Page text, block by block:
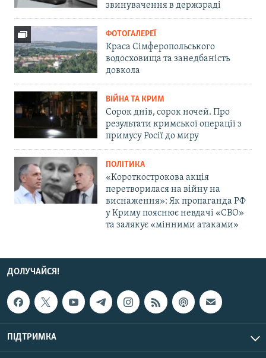
звинувачення в держзраді
ФОТОГАЛЕРЕЇ
Краса Сімферопольського
водосховища та занедбаність
довкола
ВІЙНА ТА КРИМ
Сорок днів, сорок ночей. Про
результати кримської операції з
примусу Росії до миру
ПОЛІТИКА
«Короткострокова акція
перетворилася на війну на
виснаження»: Як пропаганда РФ
у Криму пояснює невдачі «СВО»
та залякує «мінними атаками»
ДОЛУЧАЙСЯ!
ПІДТРИМКА